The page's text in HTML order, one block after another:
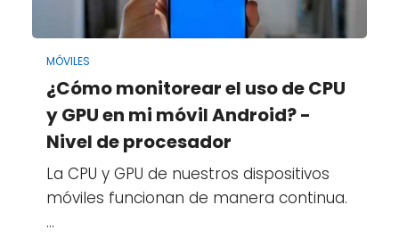
MÓVILES
¿Cómo monitorear el uso de CPU
y GPU en mi móvil Android? -
Nivel de procesador
La CPU y GPU de nuestros dispositivos
móviles funcionan de manera continua.
…